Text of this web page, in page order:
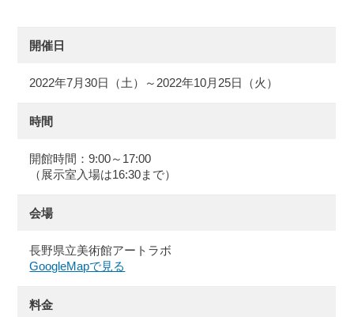
開催日
2022年7月30日（土）～2022年10月25日（火）
時間
開館時間：9:00～17:00
（展示室入場は16:30まで）
会場
長野県立美術館アートラボ
GoogleMapで見る
料金